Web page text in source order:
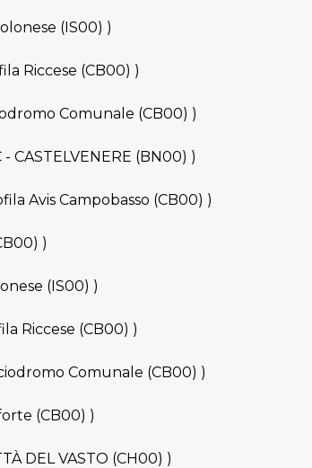
(IS00) )
Riccese (CB00) )
Comunale (CB00) )
CASTELVENERE (BN00) )
Avis Campobasso (CB00) )
)
(IS00) )
Riccese (CB00) )
Comunale (CB00) )
(CB00) )
DEL VASTO (CH00) )